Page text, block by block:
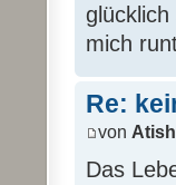
mich
Re:
von
Das